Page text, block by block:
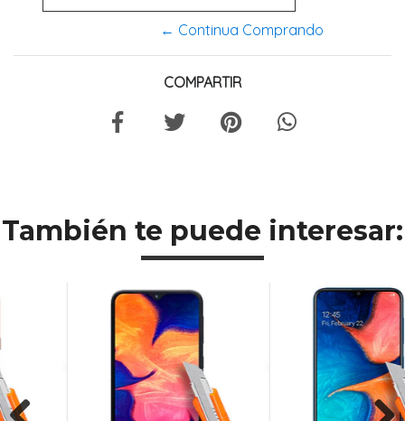
← Continua Comprando
COMPARTIR
También te puede interesar: